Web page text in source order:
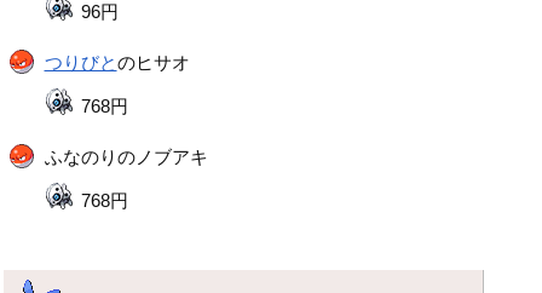
96円
つりびとのヒサオ
768円
ふなのりのノブアキ
768円